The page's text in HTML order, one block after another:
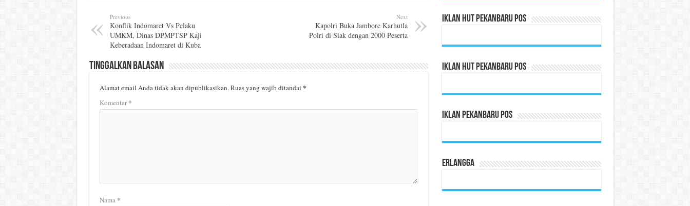
Previous
Konflik Indomaret Vs Pelaku
UMKM, Dinas DPMPTSP Kaji
Keberadaan Indomaret di Kuba
Next
Kapolri Buka Jambore Karhutla
Polri di Siak dengan 2000 Peserta
Tinggalkan Balasan
Alamat email Anda tidak akan dipublikasikan.Ruas yang wajib ditandai *
Komentar*
Nama *
Iklan HUT Pekanbaru Pos
Iklan HUT Pekanbaru Pos
Iklan Pekanbaru Pos
Erlangga